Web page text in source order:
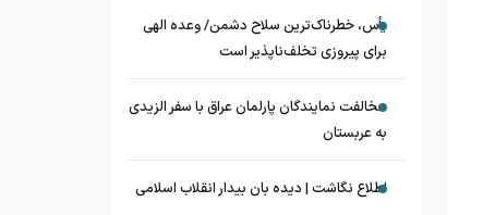
یأس، خطرناک‌ترین سلاح دشمن/ وعده الهی
برای پیروزی تخلف‌ناپذیر است
مخالفت نمایندگان پارلمان عراق با سفر الزیدی
به عربستان
اطلاع نگاشت | دیده بان بیدار انقلاب اسلامی